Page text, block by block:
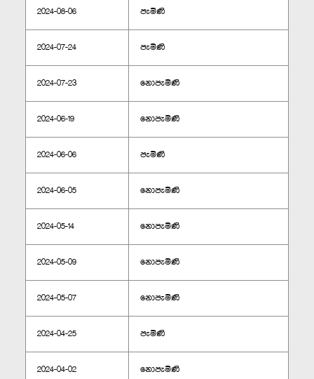
2024-08-06 පැමිණි
2024-07-24 පැමිණි
2024-07-23 නොපැමිණි
2024-06-19 නොපැමිණි
2024-06-06 පැමිණි
2024-06-05 නොපැමිණි
2024-05-14 නොපැමිණි
2024-05-09 නොපැමිණි
2024-05-07 නොපැමිණි
2024-04-25 පැමිණි
2024-04-02 නොපැමිණි